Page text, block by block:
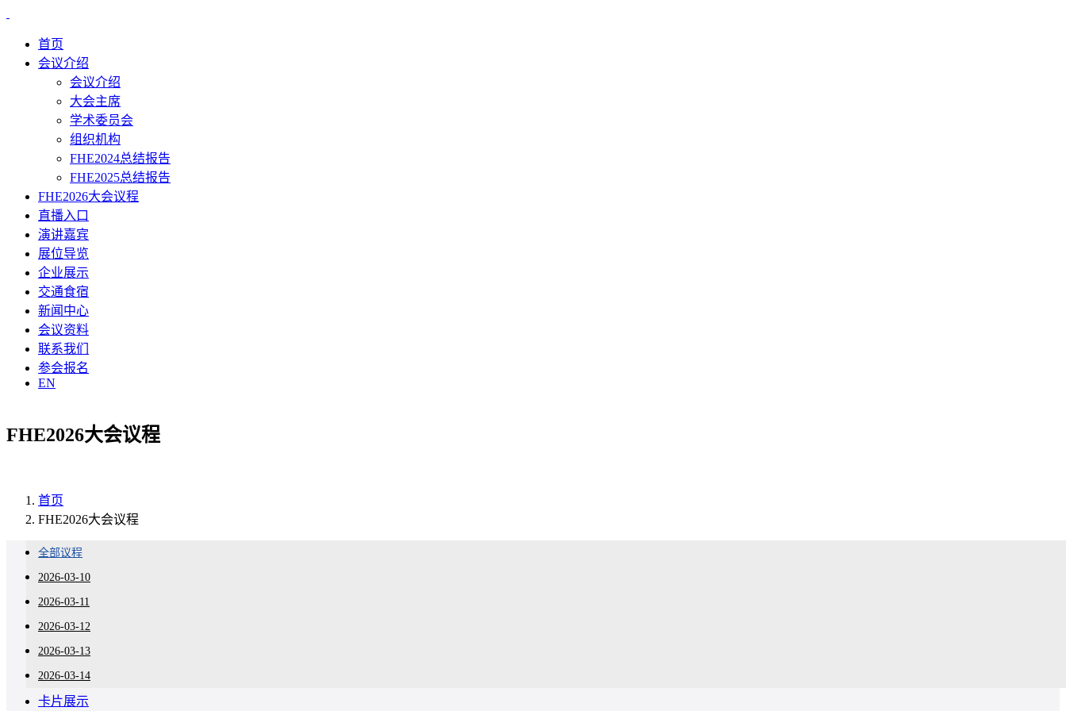
首页
会议介绍
会议介绍
大会主席
学术委员会
组织机构
FHE2024总结报告
FHE2025总结报告
FHE2026大会议程
直播入口
演讲嘉宾
展位导览
企业展示
交通食宿
新闻中心
会议资料
联系我们
参会报名
EN
FHE2026大会议程
首页
FHE2026大会议程
全部议程
2026-03-10
2026-03-11
2026-03-12
2026-03-13
2026-03-14
卡片展示